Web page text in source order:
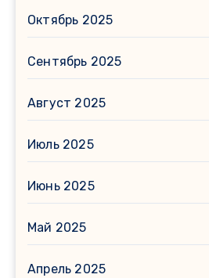
Октябрь 2025
Сентябрь 2025
Август 2025
Июль 2025
Июнь 2025
Май 2025
Апрель 2025